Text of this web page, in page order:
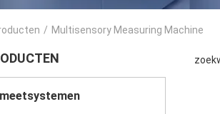
/ Multisensory Measuring Machine